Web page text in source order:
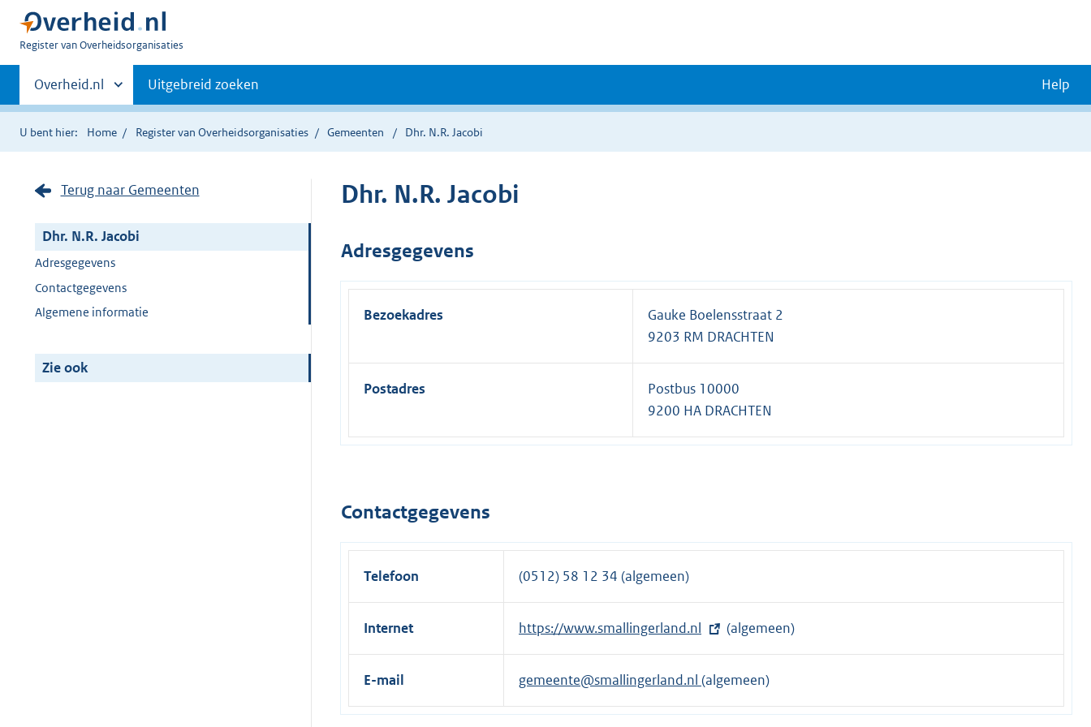
U
Register van Overheidsorganisaties
Primaire
navigatie
Andere
sites
binnen
Overheid.nl Uitgebreid zoeken Help
U bent hier: Home Register van Overheidsorganisaties Gemeenten Dhr. N.R. Jacobi
Terug naar Gemeenten
Dhr. N.R. Jacobi
Adresgegevens
Contactgegevens
Algemene informatie
Zie ook
Dhr. N.R. Jacobi
Adresgegevens
Bezoekadres
Gauke Boelensstraat 2
9203 RM DRACHTEN
Postadres
Postbus 10000
9200 HA DRACHTEN
Contactgegevens
Telefoon (0512) 58 12 34 (algemeen)
Internet
E
x
e
r
https://www.smallingerland.nl (algemeen)
E-mail gemeente@smallingerland.nl (algemeen)